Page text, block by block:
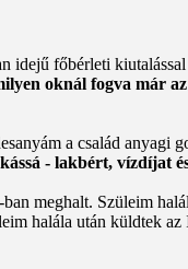
idejű főbérleti
oknál fogva már
a család anyagi
- lakbért, vízdíjat
meghalt. Szüleim
halála után küldtek